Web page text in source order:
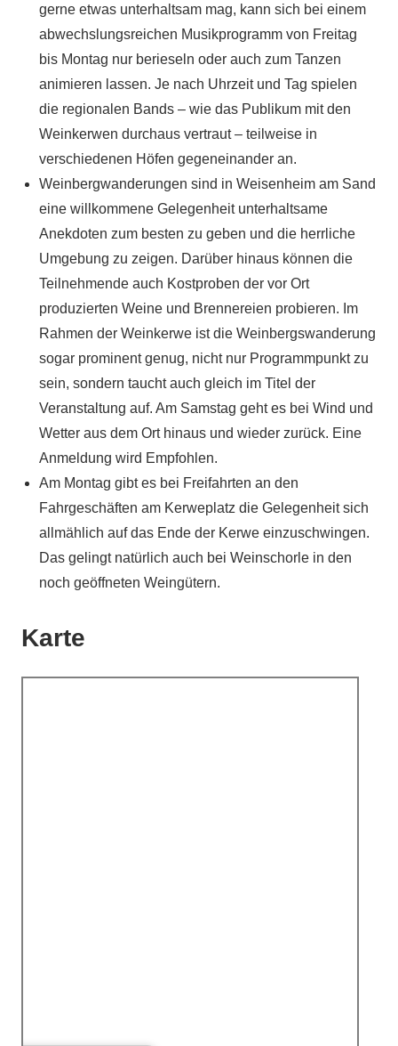
gerne etwas unterhaltsam mag, kann sich bei einem
abwechslungsreichen Musikprogramm von Freitag
bis Montag nur berieseln oder auch zum Tanzen
animieren lassen. Je nach Uhrzeit und Tag spielen
die regionalen Bands – wie das Publikum mit den
Weinkerwen durchaus vertraut – teilweise in
verschiedenen Höfen gegeneinander an.
Weinbergwanderungen sind in Weisenheim am Sand
eine willkommene Gelegenheit unterhaltsame
Anekdoten zum besten zu geben und die herrliche
Umgebung zu zeigen. Darüber hinaus können die
Teilnehmende auch Kostproben der vor Ort
produzierten Weine und Brennereien probieren. Im
Rahmen der Weinkerwe ist die Weinbergswanderung
sogar prominent genug, nicht nur Programmpunkt zu
sein, sondern taucht auch gleich im Titel der
Veranstaltung auf. Am Samstag geht es bei Wind und
Wetter aus dem Ort hinaus und wieder zurück. Eine
Anmeldung wird Empfohlen.
Am Montag gibt es bei Freifahrten an den
Fahrgeschäften am Kerweplatz die Gelegenheit sich
allmählich auf das Ende der Kerwe einzuschwingen.
Das gelingt natürlich auch bei Weinschorle in den
noch geöffneten Weingütern.
Karte